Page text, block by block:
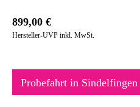
899,00 €
Hersteller-UVP inkl. MwSt.
Probefahrt in Sindelfingen